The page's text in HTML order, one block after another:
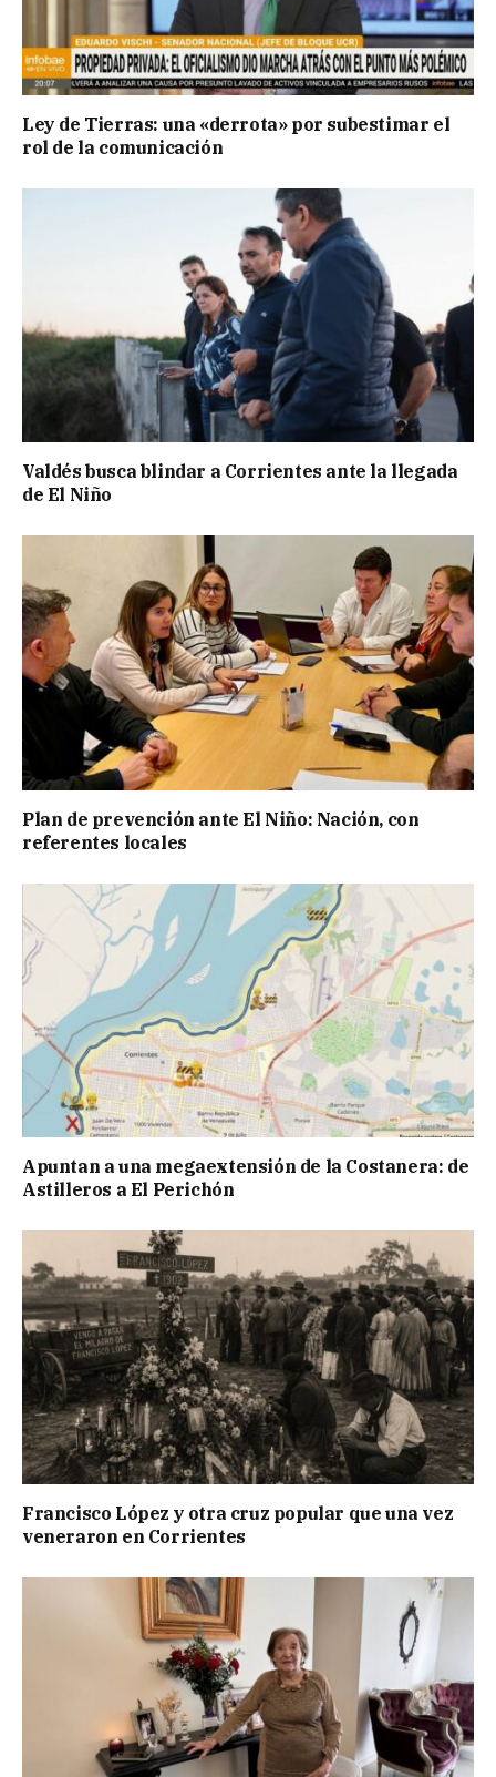
Ley de Tierras: una «derrota» por subestimar el
rol de la comunicación
Valdés busca blindar a Corrientes ante la llegada
de El Niño
Plan de prevención ante El Niño: Nación, con
referentes locales
Apuntan a una megaextensión de la Costanera: de
Astilleros a El Perichón
Francisco López y otra cruz popular que una vez
veneraron en Corrientes